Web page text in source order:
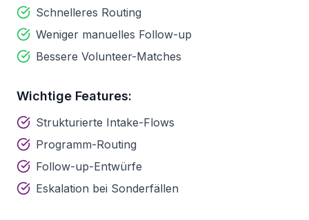
Schnelleres Routing
Weniger manuelles Follow-up
Bessere Volunteer-Matches
Wichtige Features:
Strukturierte Intake-Flows
Programm-Routing
Follow-up-Entwürfe
Eskalation bei Sonderfällen